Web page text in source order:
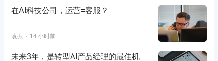
在AI科技公司，运营=客服？
袁振 14 小时前
未来3年，是转型AI产品经理的最佳机